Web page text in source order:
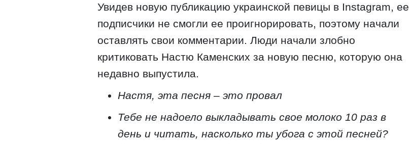
Увидев новую публикацию украинской певицы в Instagram, ее
подписчики не смогли ее проигнорировать, поэтому начали
оставлять свои комментарии. Люди начали злобно
критиковать Настю Каменских за новую песню, которую она
недавно выпустила.
Настя, эта песня – это провал
Тебе не надоело выкладывать свое молоко 10 раз в
день и читать, насколько ты убога с этой песней?